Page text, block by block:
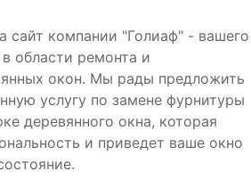
сайт компании "Голиаф" - вашего
области ремонта и
окон. Мы рады предложить
услугу по замене фурнитуры
деревянного окна, которая
и приведет ваше окно